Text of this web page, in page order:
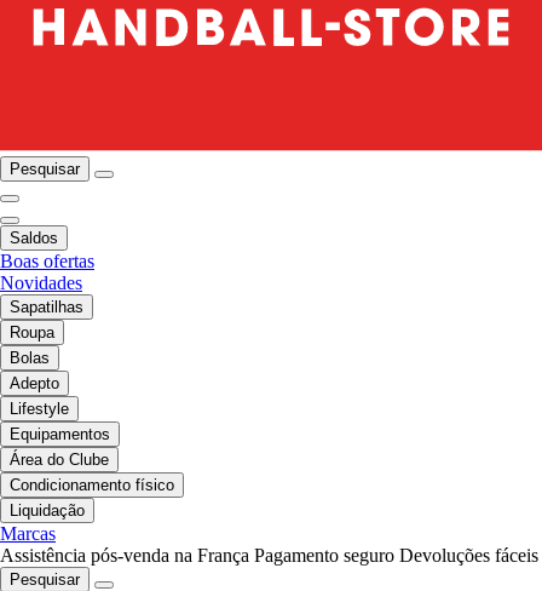
Pesquisar
Saldos
Boas ofertas
Novidades
Sapatilhas
Roupa
Bolas
Adepto
Lifestyle
Equipamentos
Área do Clube
Condicionamento físico
Liquidação
Marcas
Assistência pós-venda na França Pagamento seguro Devoluções fáceis
Pesquisar